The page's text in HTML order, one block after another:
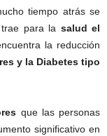
tiempo atrás se
para la salud el
la reducción
y la Diabetes tipo
que las personas
significativo en